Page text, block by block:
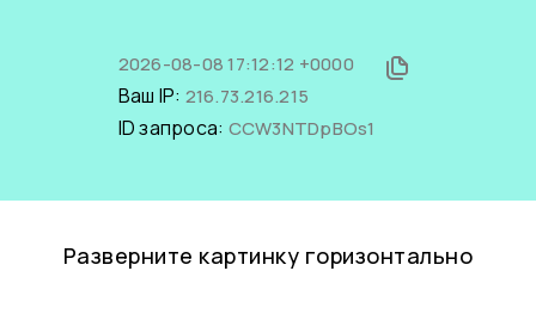
2026-08-08 17:12:12 +0000
Ваш IP: 216.73.216.215
ID запроса: CCW3NTDpBOs1
Разверните картинку горизонтально